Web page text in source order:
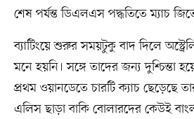
শেষ পর্যন্ত ডিএলএস পদ্ধতিতে ম্যাচ
ব্যাটিংয়ে শুরুর সময়টুকু বাদ দিলে
মনে হয়নি। সঙ্গে তাদের জন্য দুশ্চিন্তা
প্রথম ওয়ানডেতে চারটি ক্যাচ ছেড়েছে
এলিস ছাড়া বাকি বোলারদের কেউই